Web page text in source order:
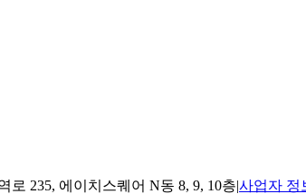
로 235, 에이치스퀘어 N동 8, 9, 10층|사업자 정